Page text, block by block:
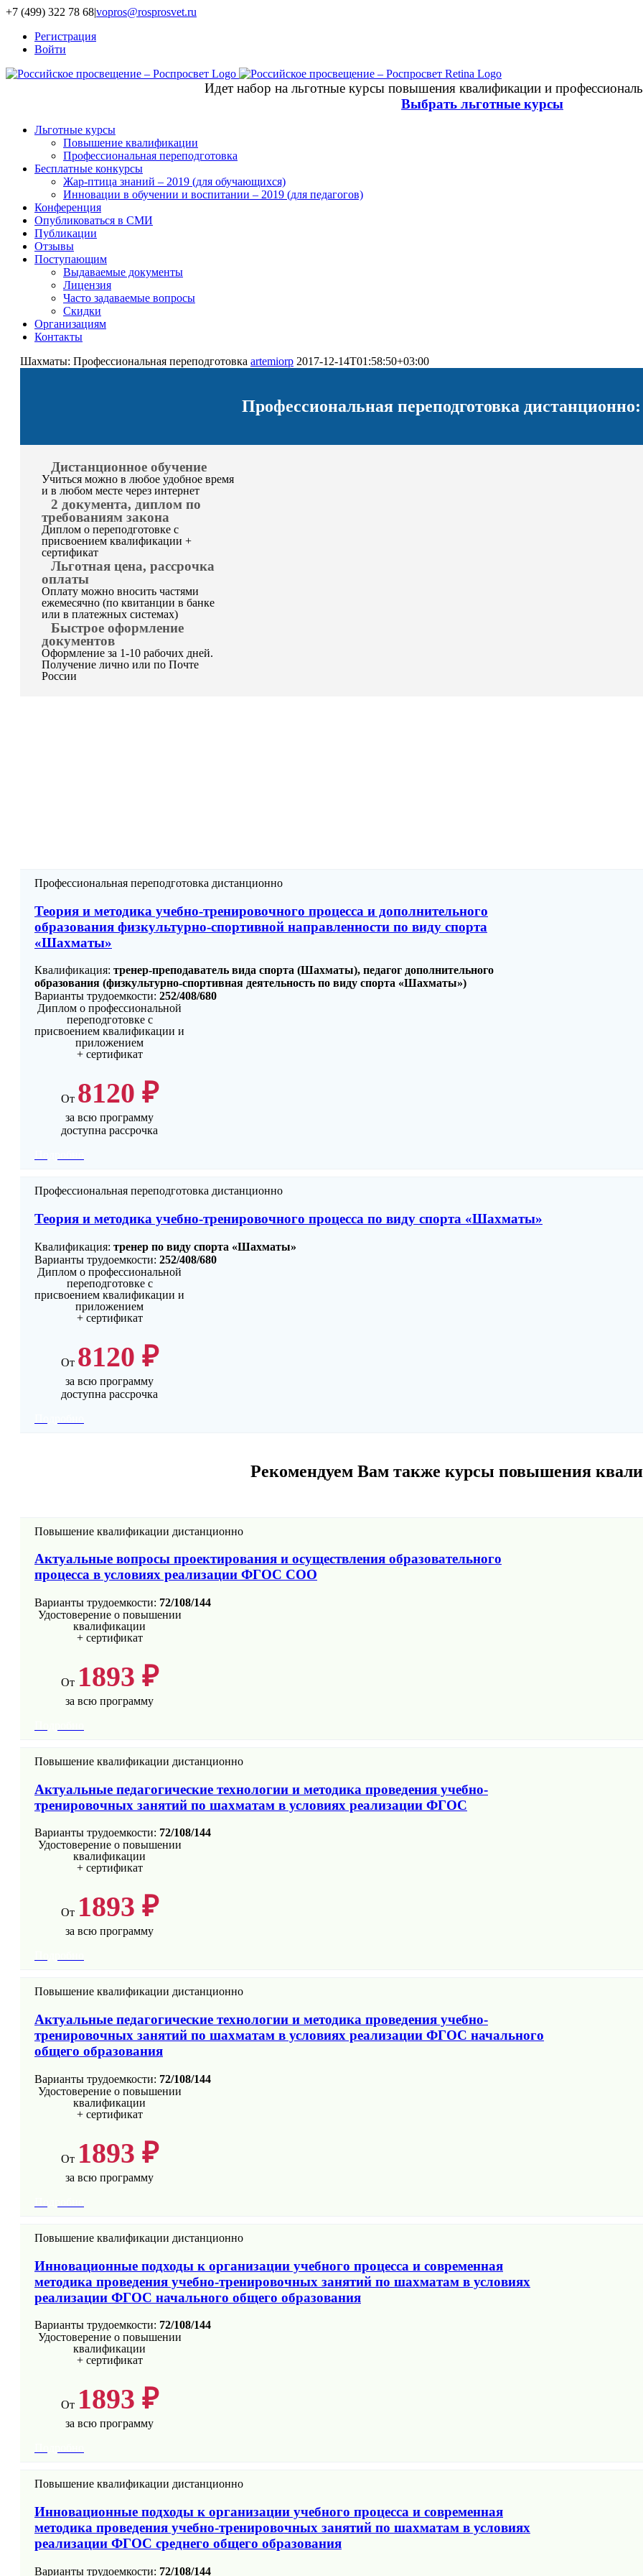
+7 (499) 322 78 68|vopros@rosprosvet.ru
Регистрация
Войти
Идет набор на льготные курсы повышения квалификации и
Выбрать льготные курсы
Льготные курсы
Повышение квалификации
Профессиональная переподготовка
Бесплатные конкурсы
Жар-птица знаний – 2019 (для обучающихся)
Инновации в обучении и воспитании – 2019 (для педагогов)
Конференция
Опубликоваться в СМИ
Публикации
Отзывы
Поступающим
Выдаваемые документы
Лицензия
Часто задаваемые вопросы
Скидки
Организациям
Контакты
Шахматы: Профессиональная переподготовка artemiorp 2017-12-14T01:58:50+03:00
Профессиональная переподготовка
Дистанционное обучение
Учиться можно в любое удобное время
и в любом месте через интернет
2 документа, диплом по
требованиям закона
Диплом о переподготовке с
присвоением квалификации +
сертификат
Льготная цена, рассрочка
оплаты
Оплату можно вносить частями
ежемесячно (по квитанции в банке
или в платежных системах)
Быстрое оформление
документов
Оформление за 1-10 рабочих дней.
Получение лично или по Почте
России
Профессиональная переподготовка дистанционно
Теория и методика учебно-тренировочного процесса и дополнительного
образования физкультурно-спортивной направленности по виду спорта
«Шахматы»
Квалификация: тренер-преподаватель вида спорта (Шахматы), педагог дополнительного
образования (физкультурно-спортивная деятельность по виду спорта «Шахматы»)
Варианты трудоемкости: 252/408/680
Диплом о профессиональной
переподготовке с
присвоением квалификации и
приложением
+ сертификат
От 8120 ₽
за всю программу
доступна рассрочка
Профессиональная переподготовка дистанционно
Теория и методика учебно-тренировочного процесса по виду спорта «Шахматы»
Квалификация: тренер по виду спорта «Шахматы»
Варианты трудоемкости: 252/408/680
Диплом о профессиональной
переподготовке с
присвоением квалификации и
приложением
+ сертификат
От 8120 ₽
за всю программу
доступна рассрочка
Рекомендуем Вам также курсы повышения
Повышение квалификации дистанционно
Актуальные вопросы проектирования и осуществления образовательного
процесса в условиях реализации ФГОС СОО
Варианты трудоемкости: 72/108/144
Удостоверение о повышении
квалификации
+ сертификат
От 1893 ₽
за всю программу
Повышение квалификации дистанционно
Актуальные педагогические технологии и методика проведения учебно-
тренировочных занятий по шахматам в условиях реализации ФГОС
Варианты трудоемкости: 72/108/144
Удостоверение о повышении
квалификации
+ сертификат
От 1893 ₽
за всю программу
Повышение квалификации дистанционно
Актуальные педагогические технологии и методика проведения учебно-
тренировочных занятий по шахматам в условиях реализации ФГОС начального
общего образования
Варианты трудоемкости: 72/108/144
Удостоверение о повышении
квалификации
+ сертификат
От 1893 ₽
за всю программу
Повышение квалификации дистанционно
Инновационные подходы к организации учебного процесса и современная
методика проведения учебно-тренировочных занятий по шахматам в условиях
реализации ФГОС начального общего образования
Варианты трудоемкости: 72/108/144
Удостоверение о повышении
квалификации
+ сертификат
От 1893 ₽
за всю программу
Повышение квалификации дистанционно
Инновационные подходы к организации учебного процесса и современная
методика проведения учебно-тренировочных занятий по шахматам в условиях
реализации ФГОС среднего общего образования
Варианты трудоемкости: 72/108/144